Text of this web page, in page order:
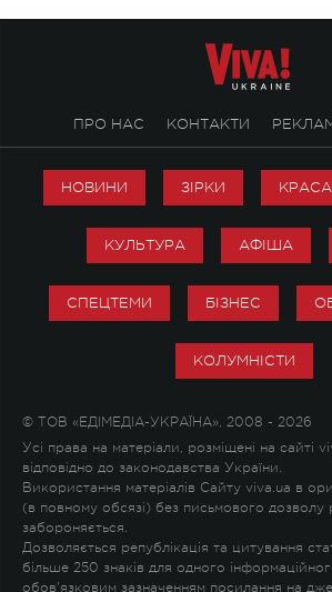
ПРО НАС КОНТАКТИ
НОВИНИ ЗІРКИ КРАСА
КУЛЬТУРА АФІША
СПЕЦТЕМИ БІЗНЕС
КОЛУМНІСТИ
© ТОВ «ЕДІМЕДІА-УКРАЇНА», 2008 - 2026
Усі права на матеріали, розміщені на сайті
відповідно до законодавства України.
Використання матеріалів Сайту viva.ua в
(в повному обсязі) без письмового дозволу
забороняється.
Дозволяється републікація та цитування
більше 250 знаків для одного
обов'язковим зазначенням посилання на